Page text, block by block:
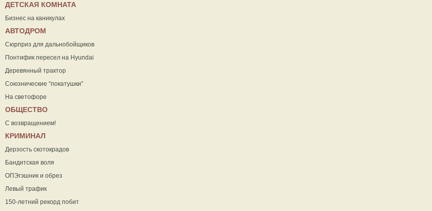
ДЕТСКАЯ КОМНАТА
Бизнес на каникулах
АВТОДРОМ
Сюрприз для дальнобойщиков
Понтифик пересел на Hyundai
Деревянный трактор
Союзнические “покатушки”
На светофоре
ОБЩЕСТВО
С возвращением!
КРИМИНАЛ
Дерзость скотокрадов
Бандитская воля
ОПЭгэшник и обрез
Левый трафик
150-летний рекорд побит